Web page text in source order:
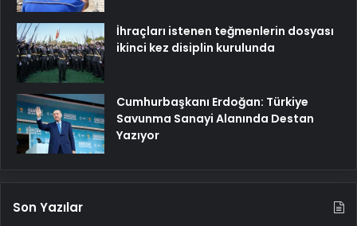
İhraçları istenen teğmenlerin dosyası
ikinci kez disiplin kurulunda
Cumhurbaşkanı Erdoğan: Türkiye
Savunma Sanayi Alanında Destan
Yazıyor
Son Yazılar